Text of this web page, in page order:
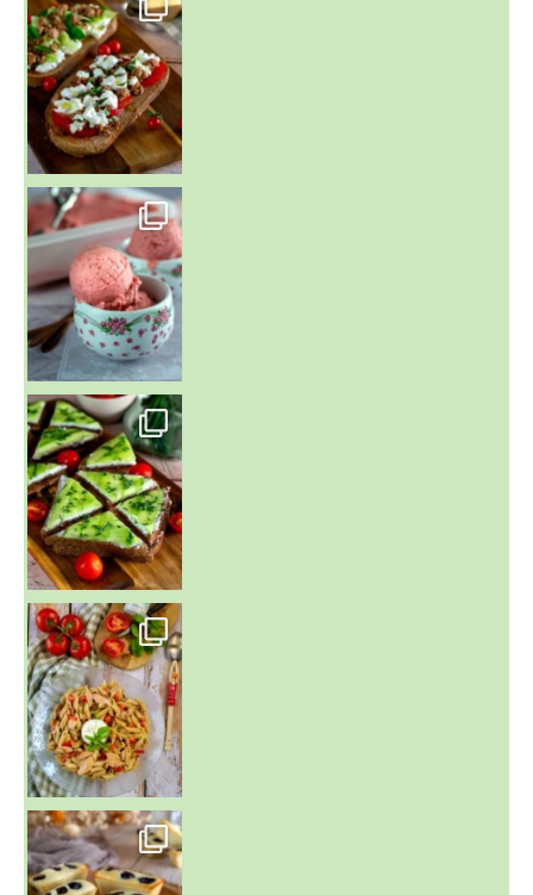
~ NICE CREAM À LA FRAISE ~
Presque un mois que
~ SALADE DE PÂTES AUX DEUX TOMATES THON ET BURRA
~ FINANCIERS MYRTILLES ET CITRON ~
Aujourd'hu